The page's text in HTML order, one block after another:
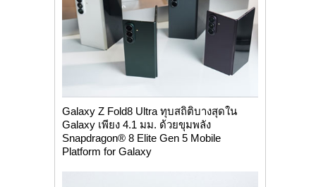
Galaxy Z Fold8 Ultra ทุบสถิติบางสุดใน
Galaxy เพียง 4.1 มม. ด้วยขุมพลัง
Snapdragon® 8 Elite Gen 5 Mobile
Platform for Galaxy